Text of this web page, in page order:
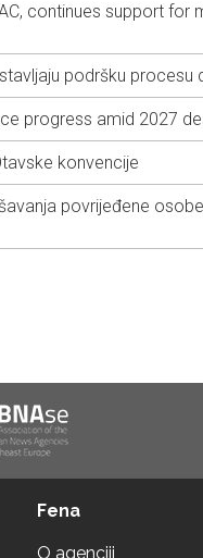
continues support for
podršku procesu
progress amid 2027
konvencije
povrijeđene
Fena
O agenciji